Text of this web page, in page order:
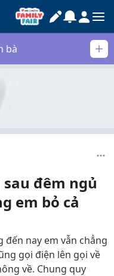
bà
đêm ngủ
em bỏ cả
đến nay em vẫn chẳng
gọi điện lên gọi về
về. Chung quy